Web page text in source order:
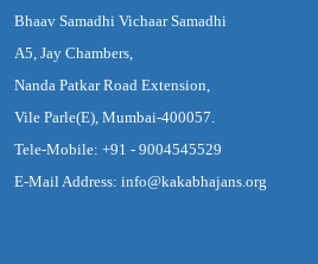
Bhaav Samadhi Vichaar Samadhi
A5, Jay Chambers,
Nanda Patkar Road Extension,
Vile Parle(E), Mumbai-400057.
Tele-Mobile: +91 - 9004545529
E-Mail Address: info@kakabhajans.org